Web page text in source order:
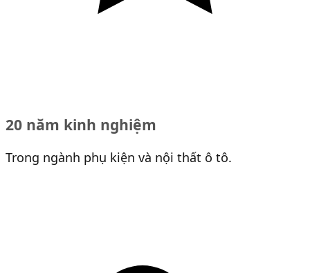
20 năm kinh nghiệm
Trong ngành phụ kiện và nội thất ô tô.